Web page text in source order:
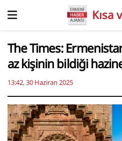
Kısa
The Times:
az kişinin bildiği
13:42, 30 Haziran 2025